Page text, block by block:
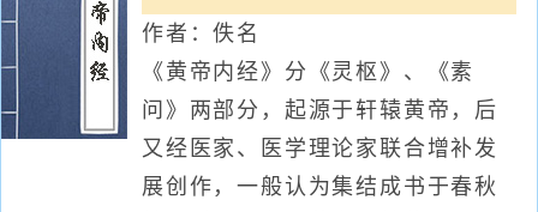
作者：佚名
《黄帝内经》分《灵枢》、《素
问》两部分，起源于轩辕黄帝，后
又经医家、医学理论家联合增补发
展创作，一般认为集结成书于春秋